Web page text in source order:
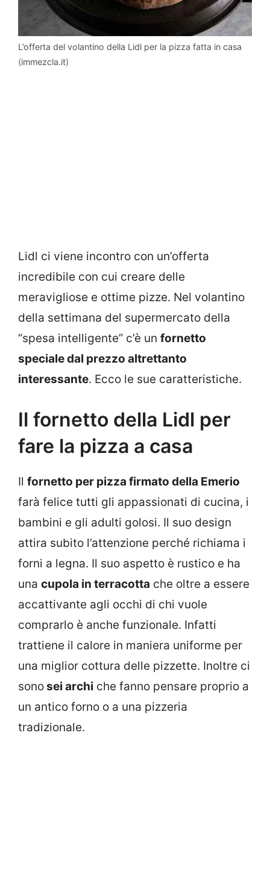
L’offerta del volantino della Lidl per la pizza fatta in casa
(immezcla.it)
Lidl ci viene incontro con un’offerta
incredibile con cui creare delle
meravigliose e ottime pizze. Nel volantino
della settimana del supermercato della
“spesa intelligente” c’è un fornetto
speciale dal prezzo altrettanto
interessante. Ecco le sue caratteristiche.
Il fornetto della Lidl per
fare la pizza a casa
Il fornetto per pizza firmato della Emerio
farà felice tutti gli appassionati di cucina, i
bambini e gli adulti golosi. Il suo design
attira subito l’attenzione perché richiama i
forni a legna. Il suo aspetto è rustico e ha
una cupola in terracotta che oltre a essere
accattivante agli occhi di chi vuole
comprarlo è anche funzionale. Infatti
trattiene il calore in maniera uniforme per
una miglior cottura delle pizzette. Inoltre ci
sonosei archi che fanno pensare proprio a
un antico forno o a una pizzeria
tradizionale.